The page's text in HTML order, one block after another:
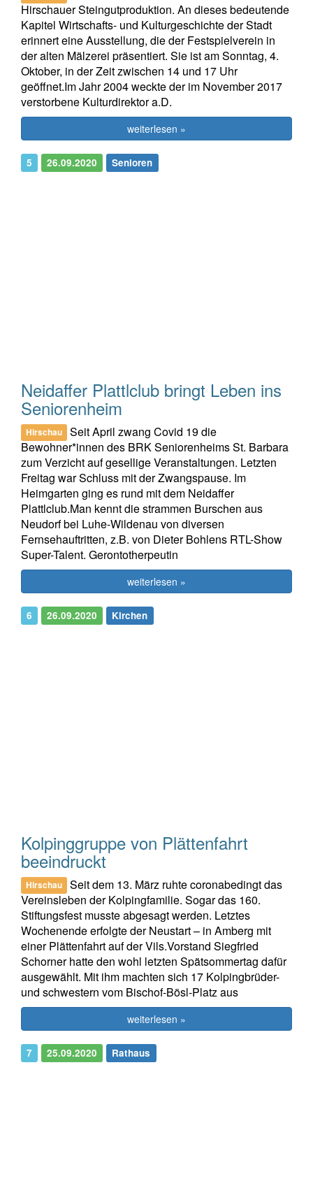
Hirschauer Steingutproduktion. An dieses bedeutende
Kapitel Wirtschafts- und Kulturgeschichte der Stadt
erinnert eine Ausstellung, die der Festspielverein in
der alten Mälzerei präsentiert. Sie ist am Sonntag, 4.
Oktober, in der Zeit zwischen 14 und 17 Uhr
geöffnet.Im Jahr 2004 weckte der im November 2017
verstorbene Kulturdirektor a.D.
weiterlesen »
5 26.09.2020 Senioren
Neidaffer Plattlclub bringt Leben ins
Seniorenheim
Hirschau
Seit April zwang Covid 19 die
Bewohner*innen des BRK Seniorenheims St. Barbara
zum Verzicht auf gesellige Veranstaltungen. Letzten
Freitag war Schluss mit der Zwangspause. Im
Heimgarten ging es rund mit dem Neidaffer
Plattlclub.Man kennt die strammen Burschen aus
Neudorf bei Luhe-Wildenau von diversen
Fernsehauftritten, z.B. von Dieter Bohlens RTL-Show
Super-Talent. Gerontotherpeutin
weiterlesen »
6 26.09.2020 Kirchen
Kolpinggruppe von Plättenfahrt
beeindruckt
Hirschau
Seit dem 13. März ruhte coronabedingt das
Vereinsleben der Kolpingfamilie. Sogar das 160.
Stiftungsfest musste abgesagt werden. Letztes
Wochenende erfolgte der Neustart – in Amberg mit
einer Plättenfahrt auf der Vils.Vorstand Siegfried
Schorner hatte den wohl letzten Spätsommertag dafür
ausgewählt. Mit ihm machten sich 17 Kolpingbrüder-
und schwestern vom Bischof-Bösl-Platz aus
weiterlesen »
7 25.09.2020 Rathaus